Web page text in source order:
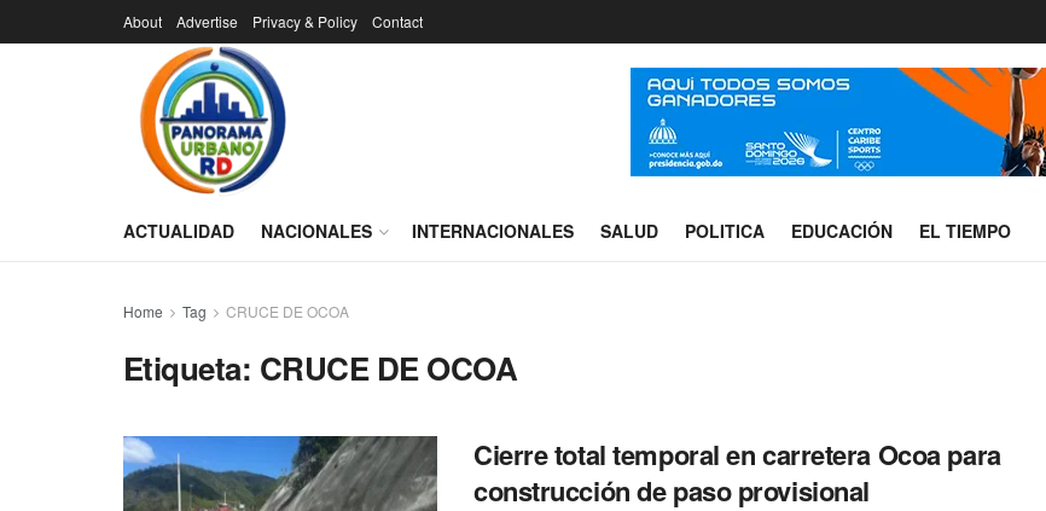
About Advertise Privacy & Policy Contact
ACTUALIDAD NACIONALES INTERNACIONALES SALUD POLITICA EDUCACIÓN EL TIEMPO
Home Tag CRUCE DE OCOA
Etiqueta: CRUCE DE OCOA
Cierre total temporal en carretera Ocoa para
construcción de paso provisional